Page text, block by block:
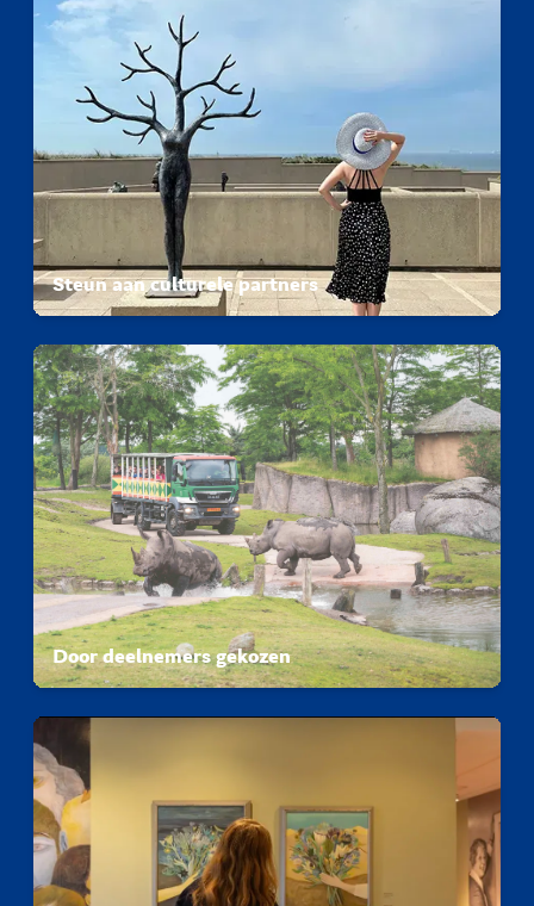
Steun aan culturele partners
Door deelnemers gekozen